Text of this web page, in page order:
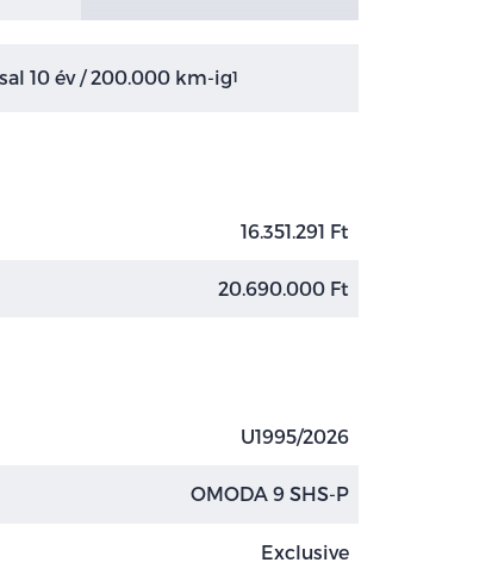
10 év / 200.000 km-ig1
16.351.291 Ft
20.690.000 Ft
U1995/2026
OMODA 9 SHS-P
Exclusive